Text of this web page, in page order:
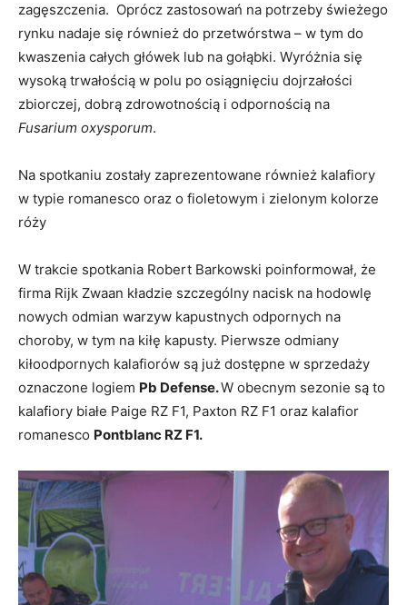
zagęszczenia. Oprócz zastosowań na potrzeby świeżego
rynku nadaje się również do przetwórstwa – w tym do
kwaszenia całych główek lub na gołąbki. Wyróżnia się
wysoką trwałością w polu po osiągnięciu dojrzałości
zbiorczej, dobrą zdrowotnością i odpornością na
Fusarium oxysporum.
Na spotkaniu zostały zaprezentowane również kalafiory
w typie romanesco oraz o fioletowym i zielonym kolorze
róży
W trakcie spotkania Robert Barkowski poinformował, że
firma Rijk Zwaan kładzie szczególny nacisk na hodowlę
nowych odmian warzyw kapustnych odpornych na
choroby, w tym na kiłę kapusty. Pierwsze odmiany
kiłoodpornych kalafiorów są już dostępne w sprzedaży
oznaczone logiem Pb Defense.W obecnym sezonie są to
kalafiory białe Paige RZ F1, Paxton RZ F1 oraz kalafior
romanesco Pontblanc RZ F1.